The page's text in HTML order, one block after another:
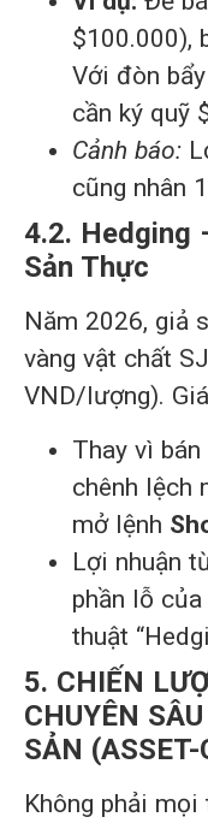
$100.000),
Với đòn
cần ký quỹ
Cảnh báo:
cũng nhân
4.2. Hedging
Sản Thực
Năm 2026, giả
vàng vật chất
VND/lượng).
Thay vì
chênh lệch
mở lệnh
Lợi nhuận
phần lỗ
thuật
5. CHIẾN
CHUYÊN
SẢN
Không phải